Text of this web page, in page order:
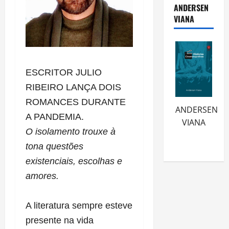
ESCRITOR JULIO
RIBEIRO LANÇA DOIS
ROMANCES DURANTE
A PANDEMIA.
O isolamento trouxe à
tona questões
existenciais, escolhas e
amores.
A literatura sempre esteve
presente na vida
ANDERSEN
VIANA
ANDERSEN
VIANA